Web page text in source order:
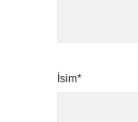
İsim*